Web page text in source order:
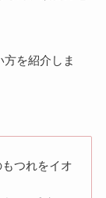
を紹介しま
つれをイオ